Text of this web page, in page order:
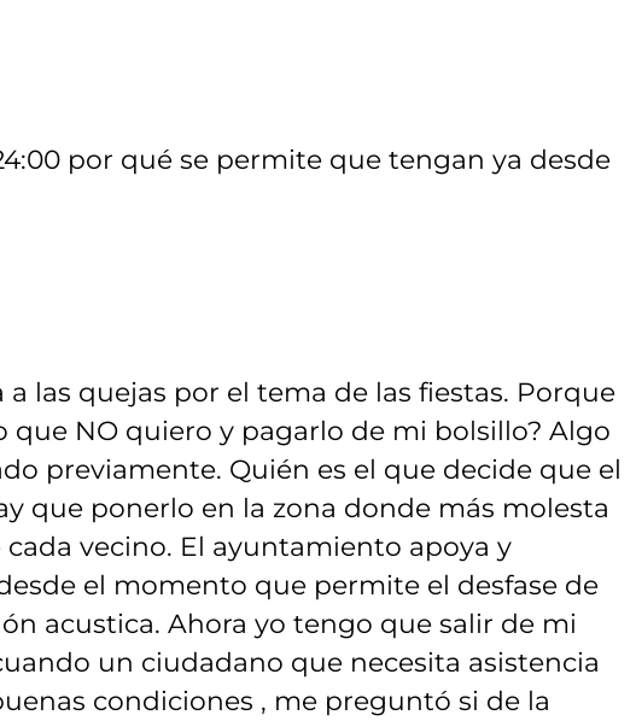
por qué se permite que tengan ya desde
las quejas por el tema de las fiestas. Porque
NO quiero y pagarlo de mi bolsillo? Algo
previamente. Quién es el que decide que el
que ponerlo en la zona donde más molesta
vecino. El ayuntamiento apoya y
el momento que permite el desfase de
acustica. Ahora yo tengo que salir de mi
un ciudadano que necesita asistencia
condiciones , me preguntó si de la